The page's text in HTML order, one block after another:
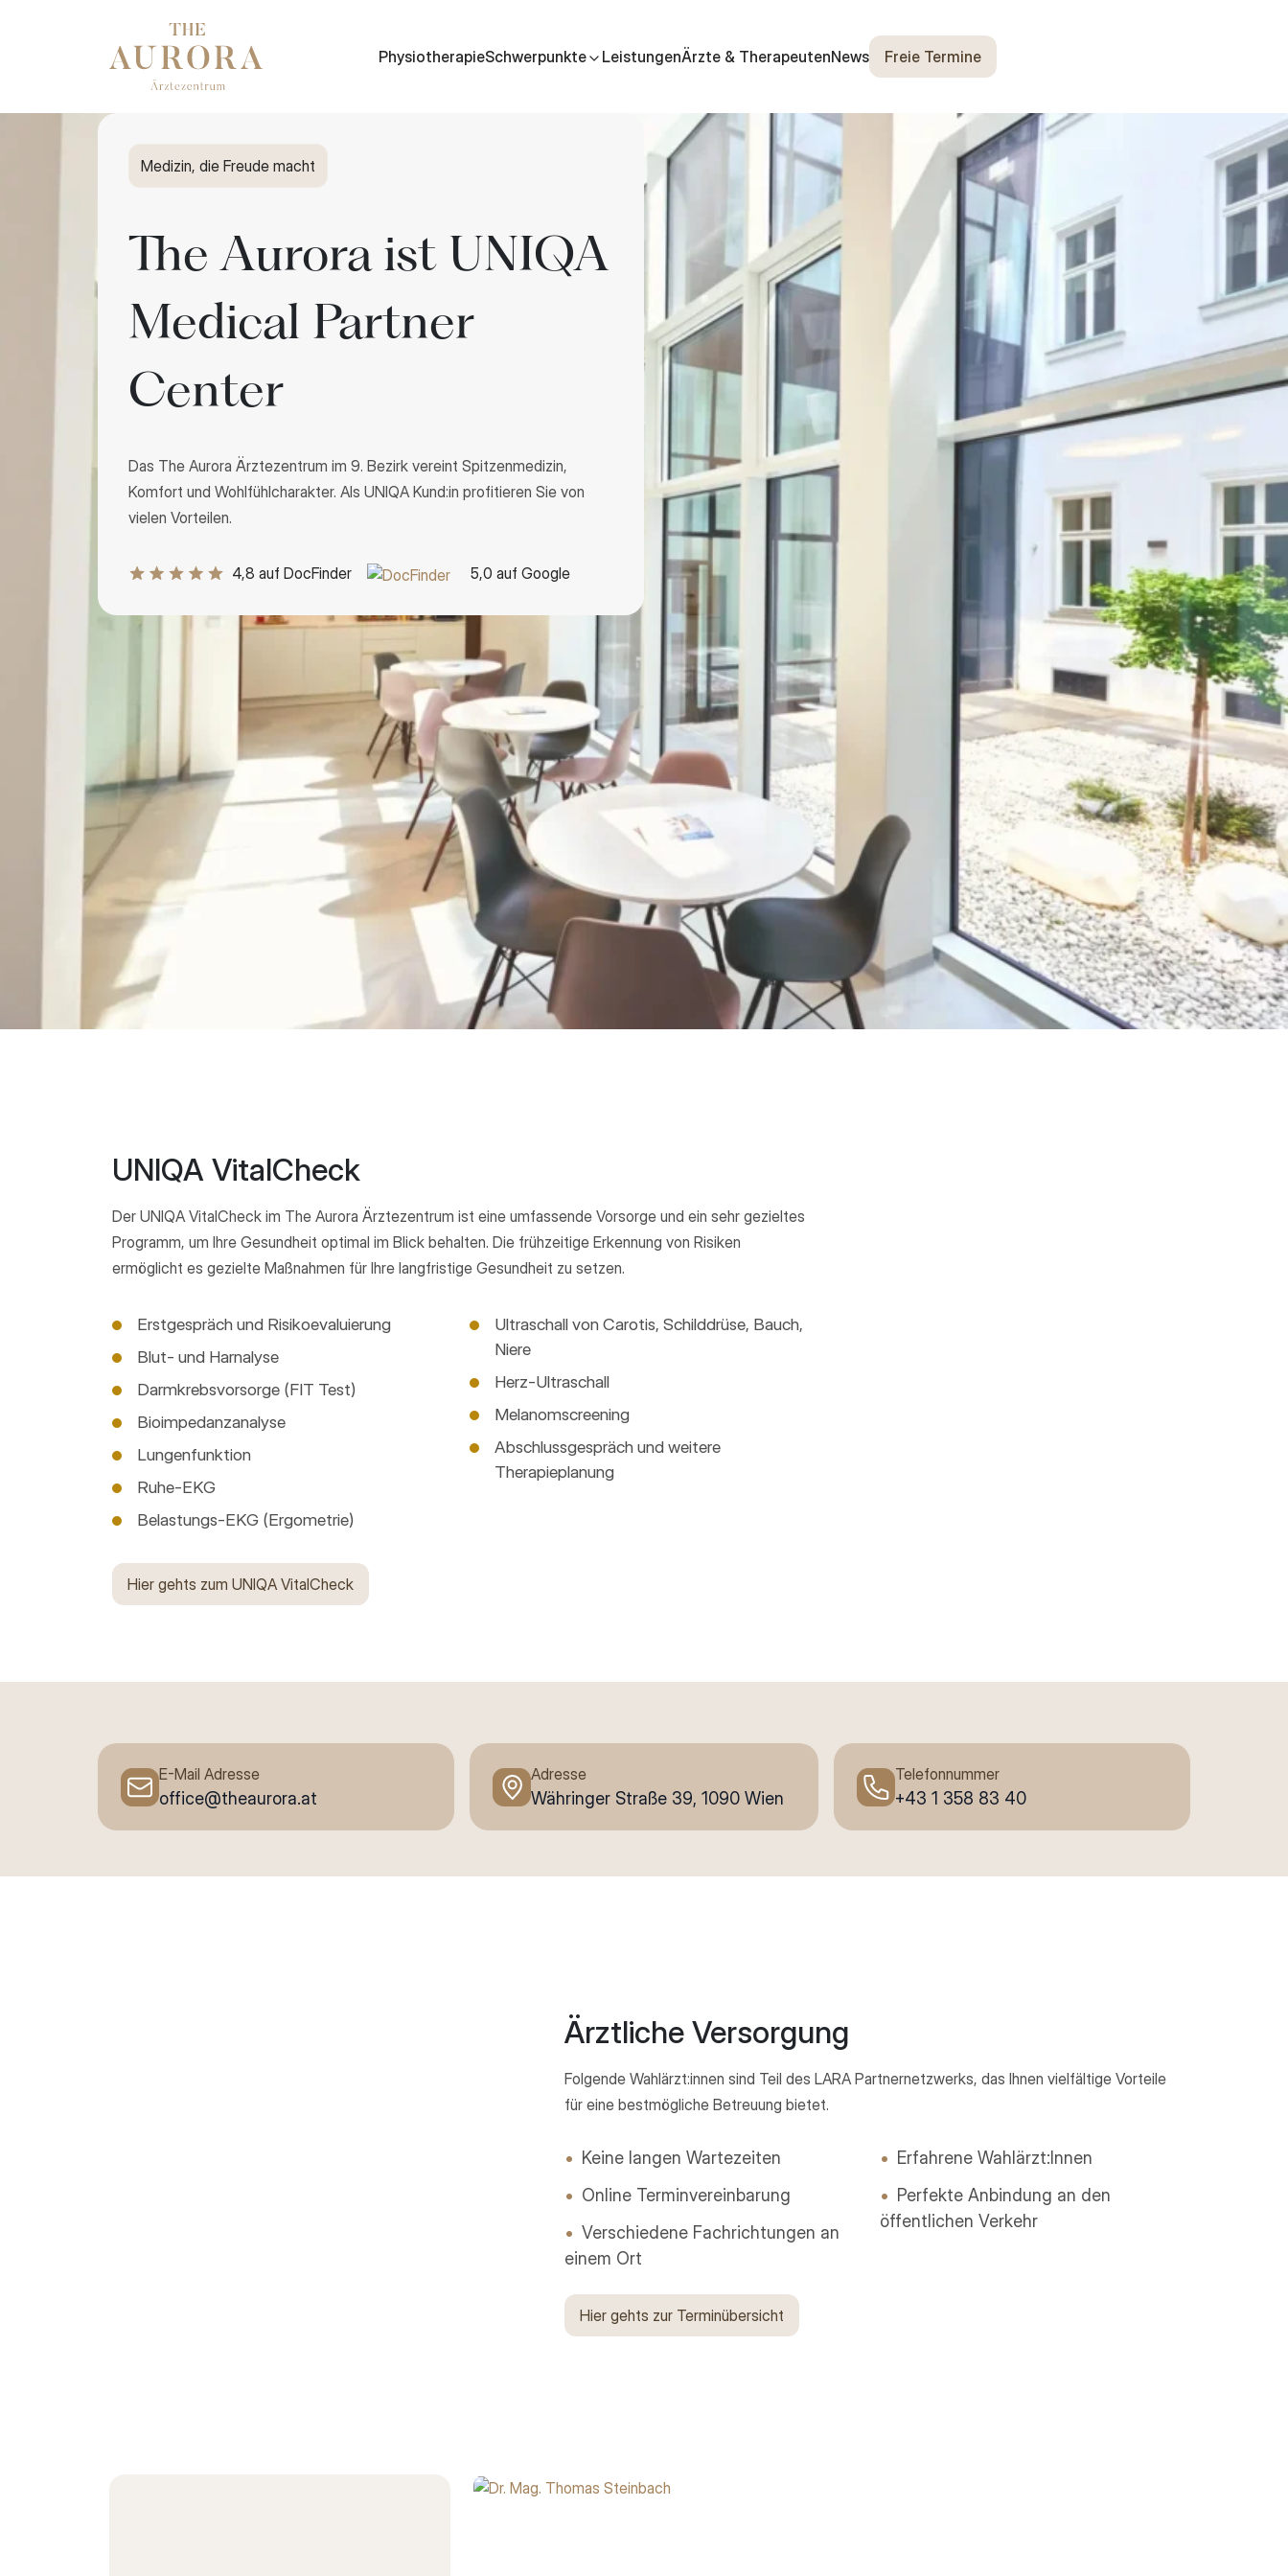
PhysiotherapieSchwerpunkte LeistungenÄrzte & TherapeutenNews Freie Termine
Medizin, die Freude macht
The Aurora ist UNIQA
Medical Partner
Center
Das The Aurora Ärztezentrum im 9. Bezirk vereint Spitzenmedizin,
Komfort und Wohlfühlcharakter. Als UNIQA Kund:in profitieren Sie von
vielen Vorteilen.
4,8 auf DocFinder 5,0 auf Google
UNIQA VitalCheck
Der UNIQA VitalCheck im The Aurora Ärztezentrum ist eine umfassende Vorsorge und ein sehr gezieltes
Programm, um Ihre Gesundheit optimal im Blick behalten. Die frühzeitige Erkennung von Risiken
ermöglicht es gezielte Maßnahmen für Ihre langfristige Gesundheit zu setzen.
Erstgespräch und Risikoevaluierung
Blut- und Harnalyse
Darmkrebsvorsorge (FIT Test)
Bioimpedanzanalyse
Lungenfunktion
Ruhe-EKG
Belastungs-EKG (Ergometrie)
Ultraschall von Carotis, Schilddrüse, Bauch,
Niere
Herz-Ultraschall
Melanomscreening
Abschlussgespräch und weitere
Therapieplanung
Hier gehts zum UNIQA VitalCheck
E-Mail Adresse
office@theaurora.at
Adresse
Währinger Straße 39, 1090 Wien
Telefonnummer
+43 1 358 83 40
Ärztliche Versorgung
Folgende Wahlärzt:innen sind Teil des LARA Partnernetzwerks, das Ihnen vielfältige Vorteile
für eine bestmögliche Betreuung bietet.
Keine langen Wartezeiten
Online Terminvereinbarung
Verschiedene Fachrichtungen an
einem Ort
Erfahrene Wahlärzt:Innen
Perfekte Anbindung an den
öffentlichen Verkehr
Hier gehts zur Terminübersicht